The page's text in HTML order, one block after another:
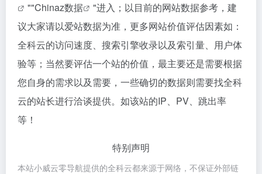
""Chinaz数据
"进入；以目前的网站数据参考，建
议大家请以爱站数据为准，更多网站价值评估因素如：
全科云的访问速度、搜索引擎收录以及索引量、用户体
验等；当然要评估一个站的价值，最主要还是需要根据
您自身的需求以及需要，一些确切的数据则需要找全科
云的站长进行洽谈提供。如该站的IP、PV、跳出率
等！
特别声明
本站小威云零导航提供的全科云都来源于网络，不保证外部链